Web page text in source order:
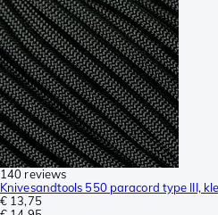
140 reviews
Knivesandtools 550 paracord type III,
€ 13,75